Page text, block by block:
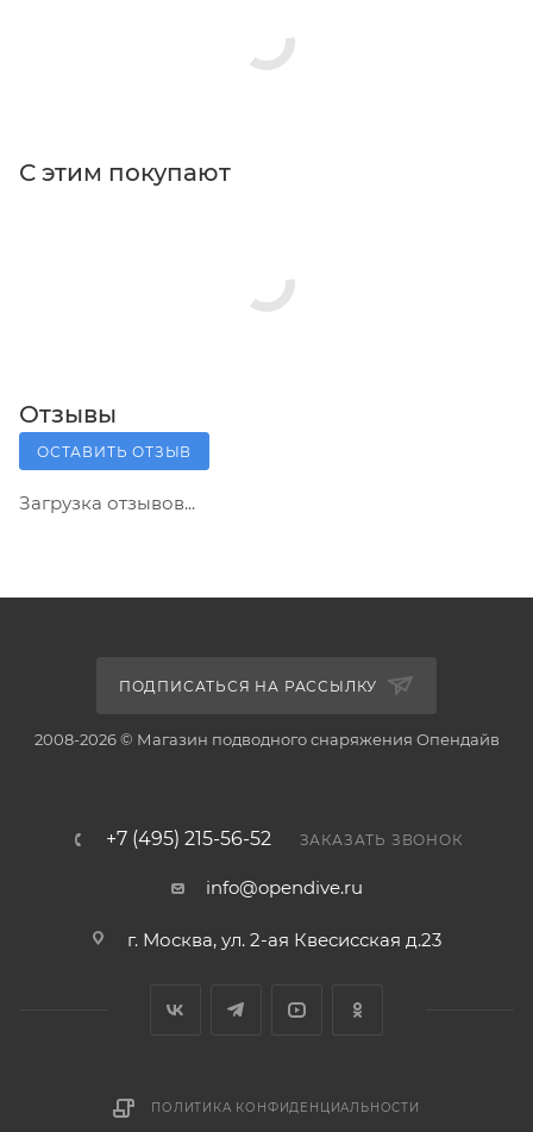
С этим покупают
Отзывы
ОСТАВИТЬ ОТЗЫВ
Загрузка отзывов...
ПОДПИСАТЬСЯ НА РАССЫЛКУ
2008-2026 © Магазин подводного снаряжения Опендайв
+7 (495) 215-56-52 ЗАКАЗАТЬ ЗВОНОК
info@opendive.ru
г. Москва, ул. 2-ая Квесисская д.23
ПОЛИТИКА КОНФИДЕНЦИАЛЬНОСТИ